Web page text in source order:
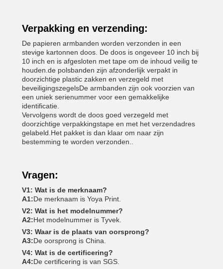
Verpakking en verzending:
De papieren armbanden worden verzonden in een
stevige kartonnen doos. De doos is ongeveer 10 inch bij
10 inch en is afgesloten met tape om de inhoud veilig te
houden.de polsbanden zijn afzonderlijk verpakt in
doorzichtige plastic zakken en verzegeld met
beveiligingszegelsDe armbanden zijn ook voorzien van
een uniek serienummer voor een gemakkelijke
identificatie.
Vervolgens wordt de doos goed verzegeld met
doorzichtige verpakkingstape en met het verzendadres
gelabeld.Het pakket is dan klaar om naar zijn
bestemming te worden verzonden..
Vragen:
V1: Wat is de merknaam?
A1:De merknaam is Yoya Print.
V2: Wat is het modelnummer?
A2:Het modelnummer is Tyvek.
V3: Waar is de plaats van oorsprong?
A3:De oorsprong is China.
V4: Wat is de certificering?
A4:De certificering is van SGS.